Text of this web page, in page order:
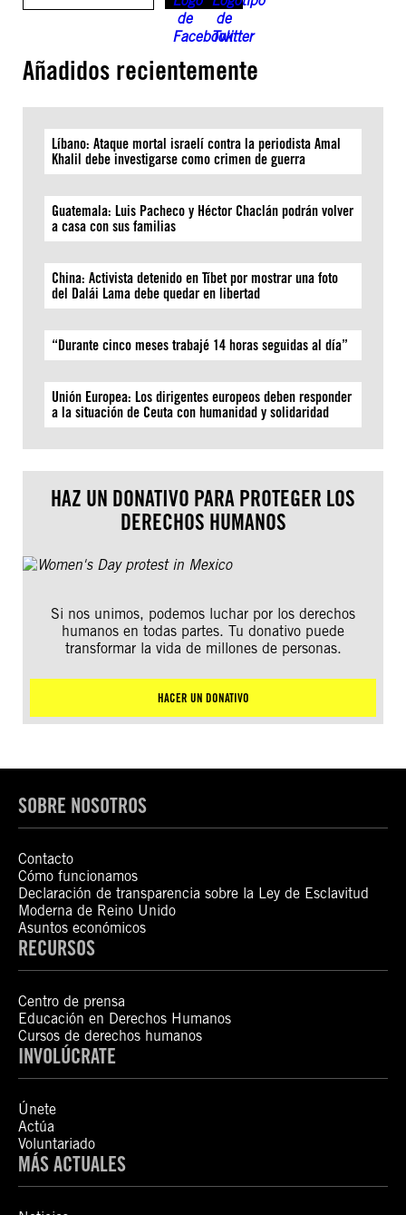
Añadidos recientemente
Líbano: Ataque mortal israelí contra la periodista Amal
Khalil debe investigarse como crimen de guerra
Guatemala: Luis Pacheco y Héctor Chaclán podrán volver
a casa con sus familias
China: Activista detenido en Tíbet por mostrar una foto
del Dalái Lama debe quedar en libertad
“Durante cinco meses trabajé 14 horas seguidas al día”
Unión Europea: Los dirigentes europeos deben responder
a la situación de Ceuta con humanidad y solidaridad
HAZ UN DONATIVO PARA PROTEGER LOS
DERECHOS HUMANOS
Si nos unimos, podemos luchar por los derechos
humanos en todas partes. Tu donativo puede
transformar la vida de millones de personas.
HACER UN DONATIVO
SOBRE NOSOTROS
Contacto
Cómo funcionamos
Declaración de transparencia sobre la Ley de Esclavitud
Moderna de Reino Unido
Asuntos económicos
RECURSOS
Centro de prensa
Educación en Derechos Humanos
Cursos de derechos humanos
INVOLÚCRATE
Únete
Actúa
Voluntariado
MÁS ACTUALES